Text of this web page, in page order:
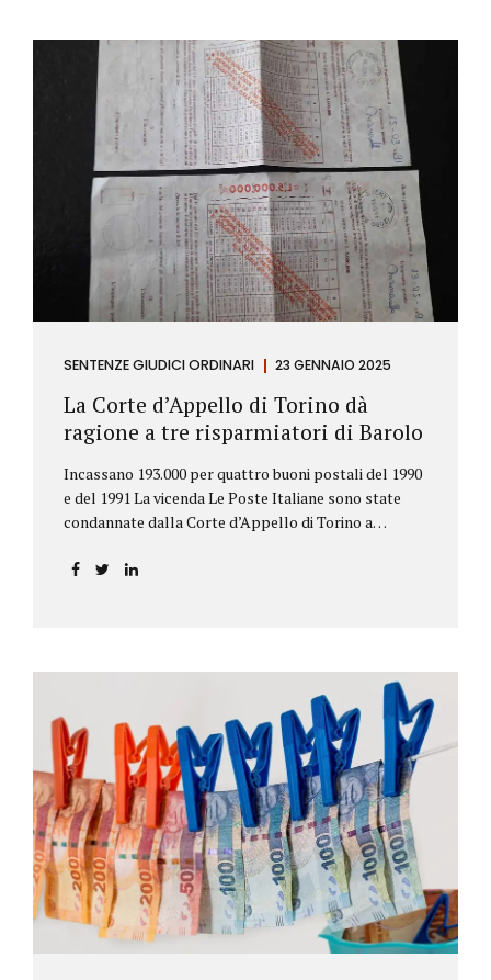
SENTENZE GIUDICI ORDINARI 23 GENNAIO 2025
La Corte d’Appello di Torino dà
ragione a tre risparmiatori di Barolo
Incassano 193.000 per quattro buoni postali del 1990
e del 1991 La vicenda Le Poste Italiane sono state
condannate dalla Corte d’Appello di Torino a
per oltre 193.000,00 euro: la sentenza ribalta la
causa di una modifica dei rendimenti risalente al 1986,
precedente alla loro sottoscrizione, e di un timbro
che Poste aveva messo sopra la tabella, la quale
riportava un generico...